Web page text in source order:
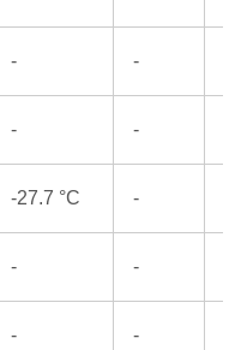
- -
- -
-27.7 °C -
- -
- -